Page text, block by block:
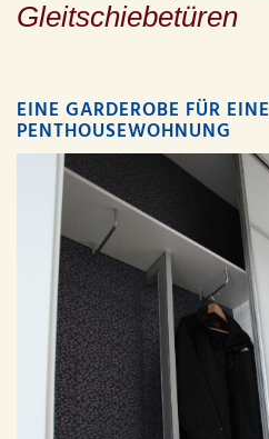
Gleitschiebetüren
EINE GARDEROBE FÜR EINE
PENTHOUSEWOHNUNG